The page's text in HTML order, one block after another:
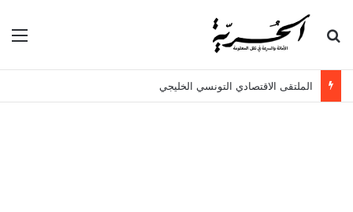
بحث عن
الملتقى الاقتصادي التونسي الخليجي